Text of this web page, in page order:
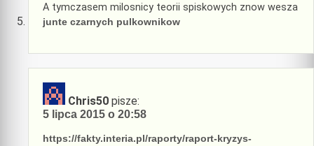
A tymczasem milosnicy teorii spiskowych znow wesza
junte czarnych pulkownikow
Chris50 pisze:
5 lipca 2015 o 20:58
https://fakty.interia.pl/raporty/raport-kryzys-